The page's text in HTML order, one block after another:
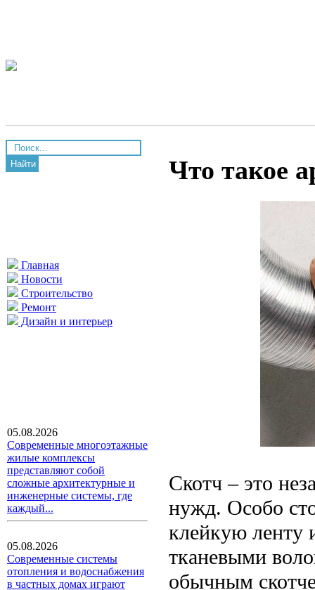
Найти
Главная
Новости
Строительство
Ремонт
Дизайн и интерьер
05.08.2026
Современные многоэтажные
жилые комплексы
представляют собой
сложные архитектурные и
инженерные системы, где
каждый...
05.08.2026
Современные системы
отопления и водоснабжения
в частных домах играют
Что такое
Скотч – это
нужд. Особо
клейкую ленту
тканевыми
обычным